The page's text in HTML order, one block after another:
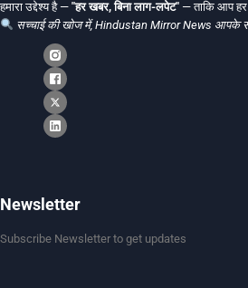
हमारा उद्देश्य है — "हर खबर, बिना लाग-लपेट" — ताकि आप
सच्चाई की खोज में, Hindustan Mirror News आपके
Newsletter
Subscribe Newsletter to get updates